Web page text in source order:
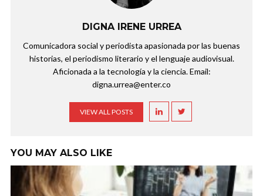
DIGNA IRENE URREA
Comunicadora social y periodista apasionada por las buenas
historias, el periodismo literario y el lenguaje audiovisual.
Aficionada a la tecnología y la ciencia. Email:
digna.urrea@enter.co
VIEW ALL POSTS
YOU MAY ALSO LIKE